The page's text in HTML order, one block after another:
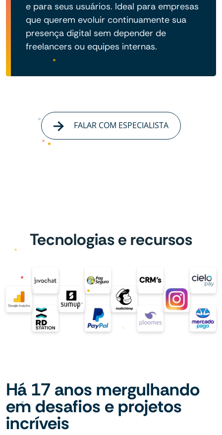
e para seus usuários. Ideal para empresas
que querem evoluir continuamente sua
presença digital sem depender de
freelancers ou equipes internas.
FALAR COM ESPECIALISTA
Tecnologias e recursos
Há 17 anos mergulhando
em desafios e projetos
incríveis